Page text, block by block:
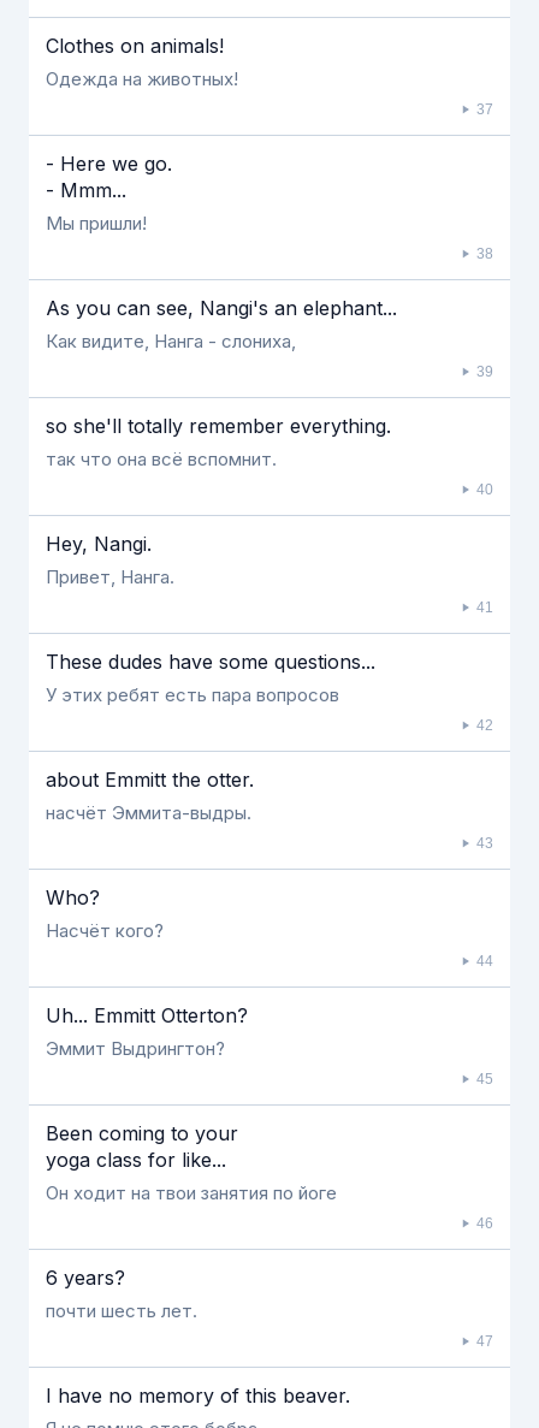
Clothes on animals!
Одежда на животных!
37
- Here we go.
- Mmm...
Мы пришли!
38
As you can see, Nangi's an elephant...
Как видите, Нанга - слониха,
39
so she'll totally remember everything.
так что она всё вспомнит.
40
Hey, Nangi.
Привет, Нанга.
41
These dudes have some questions...
У этих ребят есть пара вопросов
42
about Emmitt the otter.
насчёт Эммита-выдры.
43
Who?
Насчёт кого?
44
Uh... Emmitt Otterton?
Эммит Выдрингтон?
45
Been coming to your
yoga class for like...
Он ходит на твои занятия по йоге
46
6 years?
почти шесть лет.
47
I have no memory of this beaver.